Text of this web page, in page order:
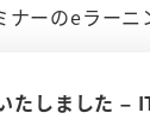
ーのeラーニ
しました –